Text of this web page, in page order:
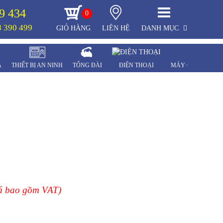
434
390 499
0
GIỎ HÀNG
LIÊN HỆ DANH MỤC
THIẾT BỊ AN NINH TỔNG ĐÀI ĐIỆN THOẠI MÁY CHẤM
bao gồm VAT)